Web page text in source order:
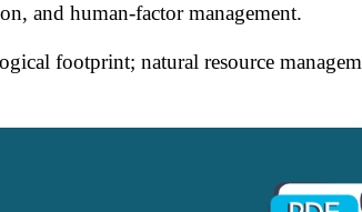
and human-factor management.
footprint; natural resource